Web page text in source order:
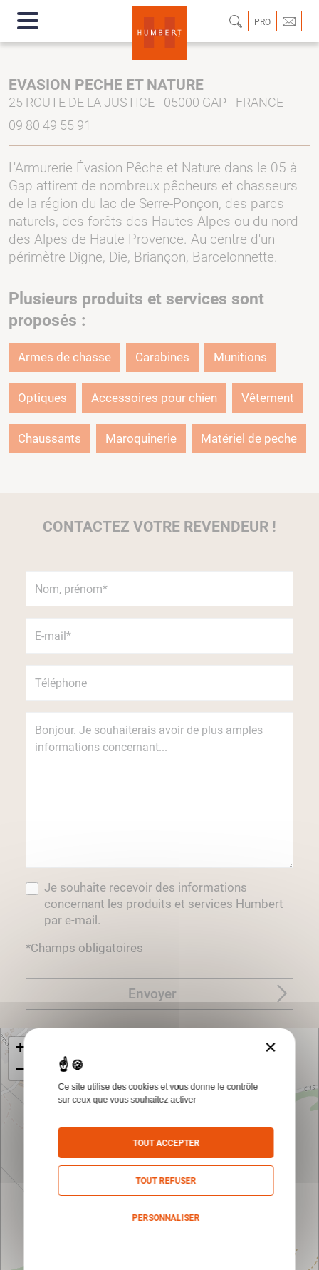
PRO
EVASION PECHE ET NATURE
25 ROUTE DE LA JUSTICE - 05000 GAP - FRANCE
09 80 49 55 91
L'Armurerie Évasion Pêche et Nature dans le 05 à
Gap attirent de nombreux pêcheurs et chasseurs
de la région du lac de Serre-Ponçon, des parcs
naturels, des forêts des Hautes-Alpes ou du nord
des Alpes de Haute Provence. Au centre d'un
périmètre Digne, Die, Briançon, Barcelonnette.
Plusieurs produits et services sont
proposés :
Armes de chasse Carabines Munitions
Optiques Accessoires pour chien Vêtement
Chaussants Maroquinerie Matériel de peche
CONTACTEZ VOTRE REVENDEUR !
Je souhaite recevoir des informations
concernant les produits et services Humbert
par e-mail.
*Champs obligatoires
Envoyer
+
−
×
Ce site utilise des cookies et vous donne le contrôle
sur ceux que vous souhaitez activer
TOUT ACCEPTER
TOUT REFUSER
PERSONNALISER